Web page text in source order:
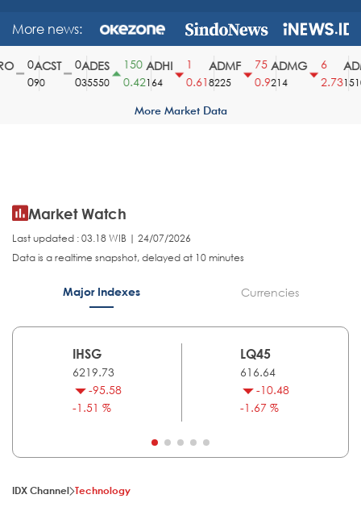
More news:
ACST
90
ADES
35550
150
0.42
ADHI
164
0.61
ADMF
8225
75
0.9
ADMG
214
2.731510
More Market Data
Market Watch
Last updated : 03.18 WIB | 24/07/2026
Data is a realtime snapshot, delayed at 10 minutes
Major Indexes Currencies
IHSG
6219.73
-95.58
-1.51 %
LQ45
616.64
-10.48
-1.67 %
IDX Channel Technology